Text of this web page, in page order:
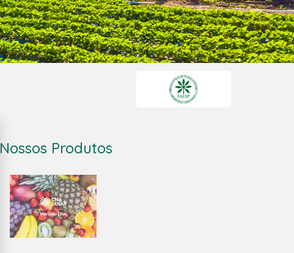
Nossos Produtos